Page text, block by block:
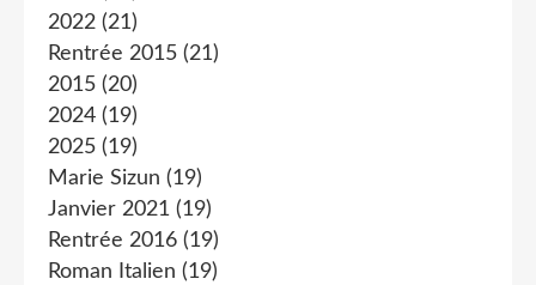
2022 (21)
Rentrée 2015 (21)
2015 (20)
2024 (19)
2025 (19)
Marie Sizun (19)
Janvier 2021 (19)
Rentrée 2016 (19)
Roman Italien (19)